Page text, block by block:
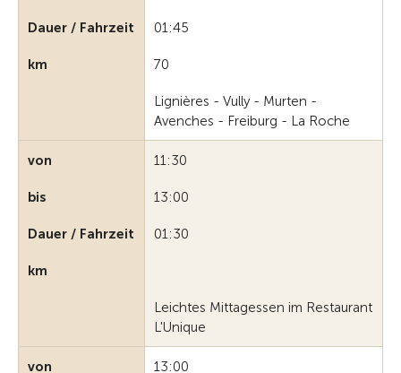
Dauer / Fahrzeit 01:45
km 70
Lignières - Vully - Murten -
Avenches - Freiburg - La Roche
von 11:30
bis 13:00
Dauer / Fahrzeit 01:30
km
Leichtes Mittagessen im Restaurant
L'Unique
von 13:00